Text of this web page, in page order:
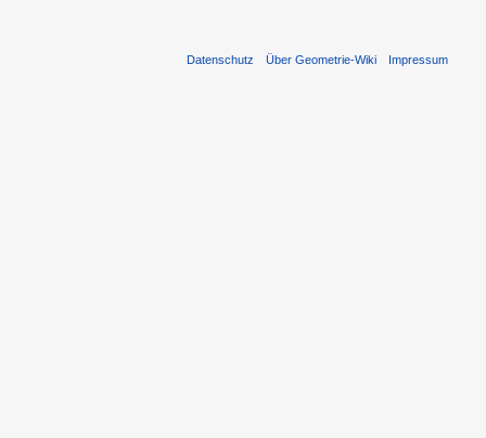
Datenschutz Über Geometrie-Wiki Impressum